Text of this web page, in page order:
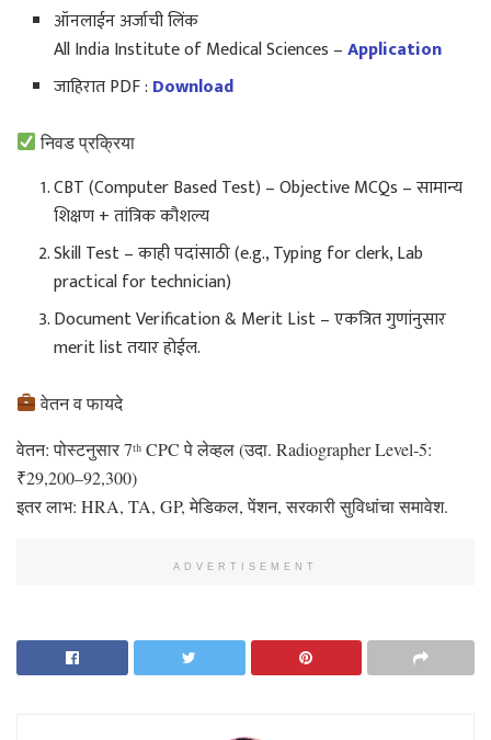
ऑनलाईन अर्जाची लिंक
All India Institute of Medical Sciences –Application
जाहिरात PDF : Download
निवड प्रक्रिया
CBT (Computer Based Test) – Objective MCQs – सामान्य
शिक्षण + तांत्रिक कौशल्य
Skill Test – काही पदांसाठी (e.g., Typing for clerk, Lab
practical for technician)
Document Verification & Merit List – एकत्रित गुणांनुसार
merit list तयार होईल.
वेतन व फायदे
वेतन: पोस्टनुसार 7ᵗʰ CPC पे लेव्हल (उदा. Radiographer Level‑5:
₹29,200–92,300)
इतर लाभ: HRA, TA, GP, मेडिकल, पेंशन, सरकारी सुविधांचा समावेश.
ADVERTISEMENT